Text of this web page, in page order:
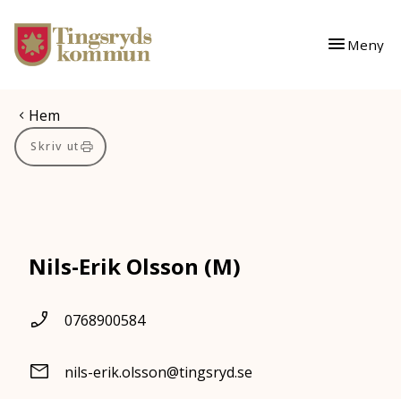
Gå till innehåll
Gå till huvudmeny
Meny
Du är här:
Hem
Skriv ut
Nils-Erik Olsson (M)
0768900584
nils-erik.olsson@tingsryd.se